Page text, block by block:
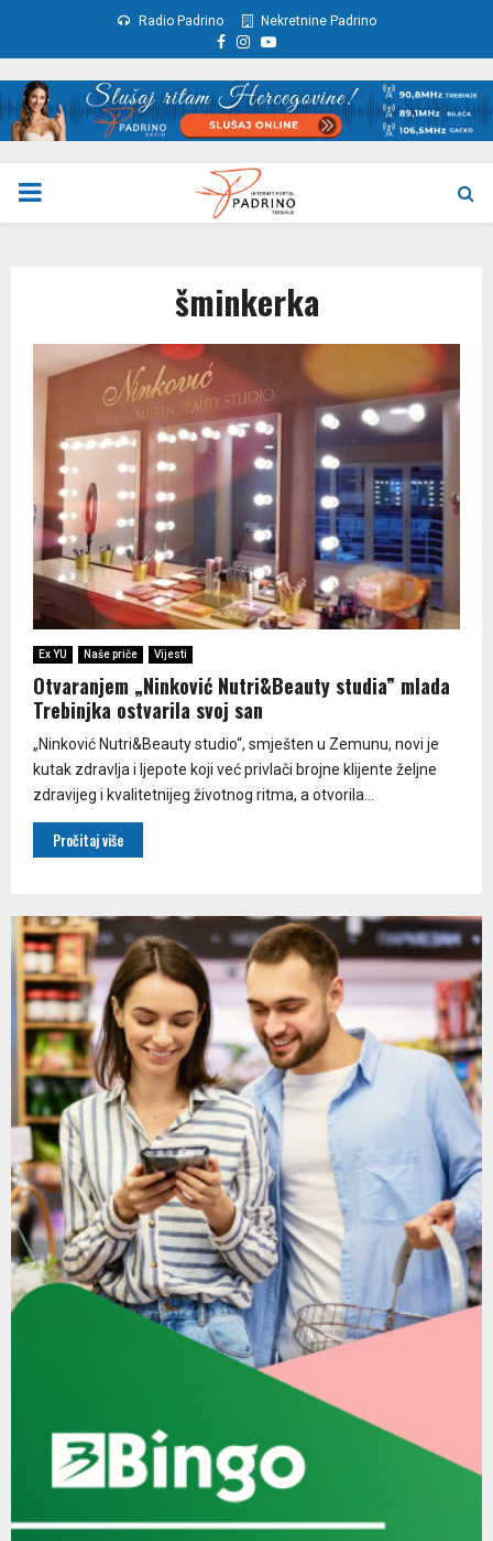
Radio Padrino Nekretnine Padrino
Facebook
Instagram
Youtube
PRIMARY
šminkerka
Ex YU Naše priče Vijesti
Otvaranjem „Ninković Nutri&Beauty studia” mlada
Trebinjka ostvarila svoj san
„Ninković Nutri&Beauty studio“, smješten u Zemunu, novi je
kutak zdravlja i ljepote koji već privlači brojne klijente željne
zdravijeg i kvalitetnijeg životnog ritma, a otvorila...
Pročitaj više